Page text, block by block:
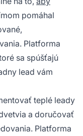
pomáhal
Platforma
sa spúšťajú
lead vám
teplé leady
a doručovať
Platforma